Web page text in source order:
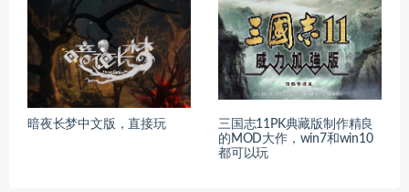
暗夜长梦中文版，直接玩
三国志11PK典藏版制作精良
的MOD大作，win7和win10
都可以玩